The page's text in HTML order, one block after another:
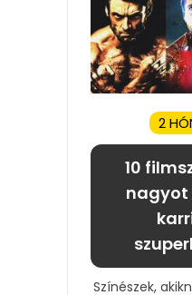
2
10
Színészek,